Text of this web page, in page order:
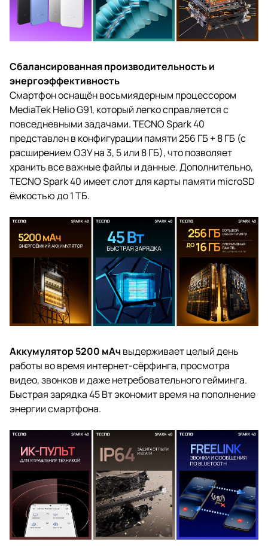
Сбалансированная производительность и
энергоэффективность
Смартфон оснащён восьмиядерным процессором
MediaTek Helio G91, который легко справляется с
повседневными задачами. TECNO Spark 40
представлен в конфигурации памяти 256 ГБ + 8 ГБ (с
расширением ОЗУ на 3, 5 или 8 ГБ), что позволяет
хранить все важные файлы и данные. Дополнительно,
TECNO Spark 40 имеет слот для карты памяти microSD
ёмкостью до 1 ТБ.
Аккумулятор 5200 мАчвыдерживает целый день
работы во время интернет-сёрфинга, просмотра
видео, звонков и даже нетребовательного гейминга.
Быстрая зарядка 45 Вт экономит время на пополнение
энергии смартфона.